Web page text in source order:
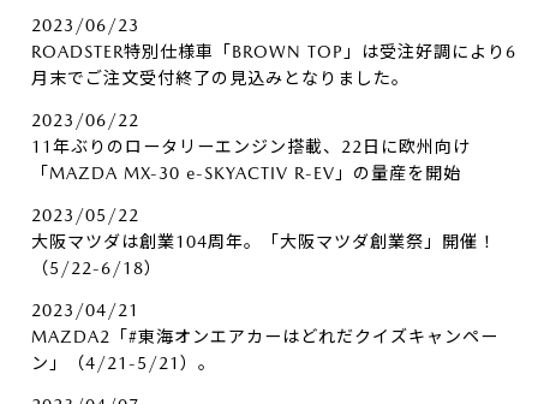
2023/06/23
ROADSTER特別仕様車「BROWN TOP」は受注好調により6
月末でご注文受付終了の見込みとなりました。
2023/06/22
11年ぶりのロータリーエンジン搭載、22日に欧州向け
「MAZDA MX-30 e-SKYACTIV R-EV」の量産を開始
2023/05/22
大阪マツダは創業104周年。「大阪マツダ創業祭」開催！
（5/22-6/18）
2023/04/21
MAZDA2「#東海オンエアカーはどれだクイズキャンペー
ン」（4/21-5/21）。